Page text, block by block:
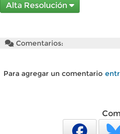
Alta Resolución
Comentarios:
Para agregar un comentario